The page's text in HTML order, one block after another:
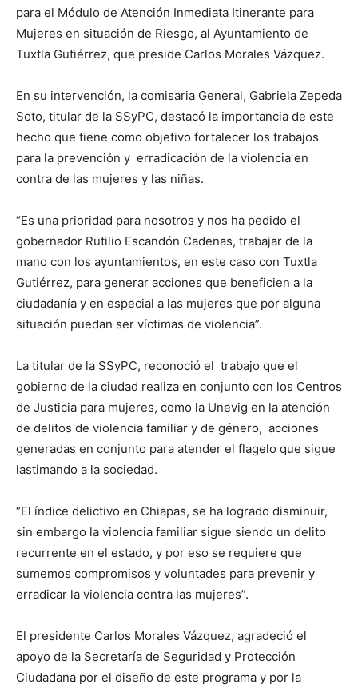
para el Módulo de Atención Inmediata Itinerante para
Mujeres en situación de Riesgo, al Ayuntamiento de
Tuxtla Gutiérrez, que preside Carlos Morales Vázquez.
En su intervención, la comisaria General, Gabriela Zepeda
Soto, titular de la SSyPC, destacó la importancia de este
hecho que tiene como objetivo fortalecer los trabajos
para la prevención y erradicación de la violencia en
contra de las mujeres y las niñas.
“Es una prioridad para nosotros y nos ha pedido el
gobernador Rutilio Escandón Cadenas, trabajar de la
mano con los ayuntamientos, en este caso con Tuxtla
Gutiérrez, para generar acciones que beneficien a la
ciudadanía y en especial a las mujeres que por alguna
situación puedan ser víctimas de violencia”.
La titular de la SSyPC, reconoció el trabajo que el
gobierno de la ciudad realiza en conjunto con los Centros
de Justicia para mujeres, como la Unevig en la atención
de delitos de violencia familiar y de género, acciones
generadas en conjunto para atender el flagelo que sigue
lastimando a la sociedad.
“El índice delictivo en Chiapas, se ha logrado disminuir,
sin embargo la violencia familiar sigue siendo un delito
recurrente en el estado, y por eso se requiere que
sumemos compromisos y voluntades para prevenir y
erradicar la violencia contra las mujeres”.
El presidente Carlos Morales Vázquez, agradeció el
apoyo de la Secretaría de Seguridad y Protección
Ciudadana por el diseño de este programa y por la